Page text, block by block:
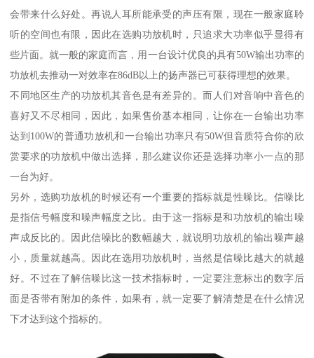
会带来什么好处。再说人耳所能承受的声压有限，现在一般家庭聆
听的空间也有限，因此在选购功放机时，只追求大功率似乎显得有
些片面。就一般的家庭而言，用一台设计优良的具有50W输出功率的
功放机去推动一对效率在86dB以上的扬声器已可获得理想的效果。
不同地区生产的功放机其音色是有差异的。而人们对音响中音色的
喜好又不尽相同，因此，如果售价基本相同，让你在一台输出功率
达到100W的普通功放机和一台输出功率只有50W但音质符合你的欣
赏要求的功放机中做出选择，那么建议你还是选择功率小一点的那
一台为好。
另外，选购功放机的时候还有一个重要的指标就是性噪比。信噪比
是指信号幅度和噪声幅度之比。由于这一指标是和功放机的输出噪
声成反比的。因此信噪比的数幅越大，就说明功放机的输出噪声越
小，质量就越高。因此在选用功放机时，当然是信噪比越大的就越
好。不过在了解信噪比这一技术指标时，一定要注意标出的数字后
面是否带有附加的条件，如果有，就一定要了解清楚是在什么情况
下才达到这个指标的。